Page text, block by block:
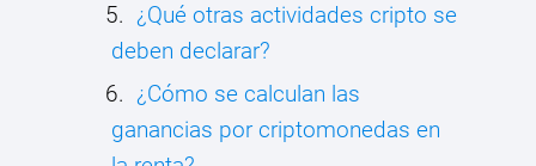
¿Qué otras actividades cripto se
deben declarar?
¿Cómo se calculan las
ganancias por criptomonedas en